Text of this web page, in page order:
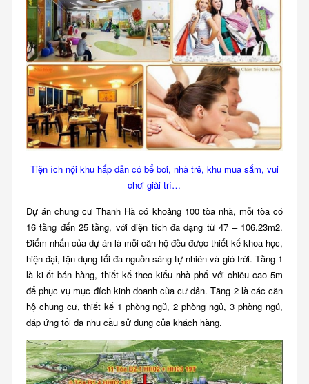
Tiện ích nội khu hấp dẫn có bể bơi, nhà trẻ, khu mua sắm, vui
chơi giải trí…
Dự án chung cư Thanh Hà có khoảng 100 tòa nhà, mỗi tòa có
16 tầng đến 25 tầng, với diện tích đa dạng từ 47 – 106.23m2.
Điểm nhấn của dự án là mỗi căn hộ đều được thiết kế khoa học,
hiện đại, tận dụng tối đa nguồn sáng tự nhiên và gió trời. Tầng 1
là ki-ốt bán hàng, thiết kế theo kiểu nhà phố với chiều cao 5m
để phục vụ mục đích kinh doanh của cư dân. Tầng 2 là các căn
hộ chung cư, thiết kế 1 phòng ngủ, 2 phòng ngủ, 3 phòng ngủ,
đáp ứng tối đa nhu cầu sử dụng của khách hàng.